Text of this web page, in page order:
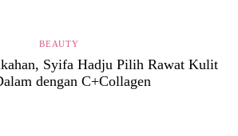
BEAUTY
Syifa Hadju Pilih Rawat Kulit
dengan C+Collagen